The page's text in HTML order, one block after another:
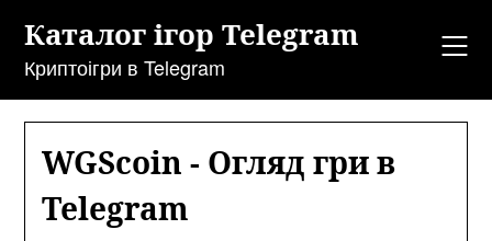
змісту
Каталог ігор Telegram
Криптоігри в Telegram
WGScoin - Огляд гри в
Telegram